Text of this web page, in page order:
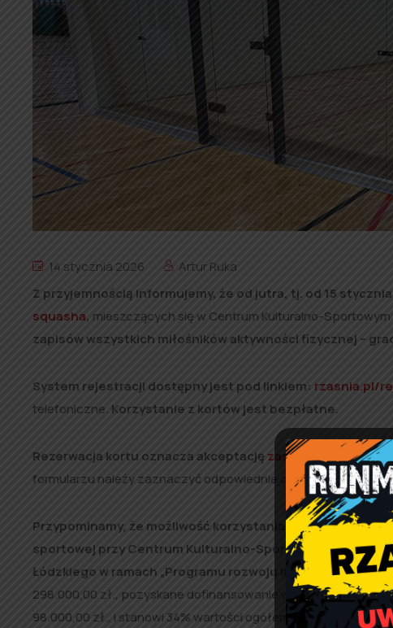
14 stycznia 2026
Artur Ruka
Z przyjemnością informujemy, że od jutra, tj. od 15
squasha, mieszczących się w Centrum Kulturalno-Sportowym
zapisów wszystkich miłośników aktywności fizycznej –
System rejestracji dostępny jest pod linkiem: rzasnia.pl/
telefoniczne. Korzystanie z kortów jest bezpłatne.
Rezerwacja kortu oznacza akceptacjęzasad rezerwacji i
formularzu należy zaznaczyć odpowiednie opcje).
Przypominamy, że możliwość korzystania z kortów jest
sportowej przy Centrum Kulturalno-Sportowym w
Łódzkiego w ramach „Programu rozwoju infrastruktury w
298.000,00 zł., pozyskane dofinansowanie wyniosło
98.000,00 zł., i stanowi 34% wartości ogółem.